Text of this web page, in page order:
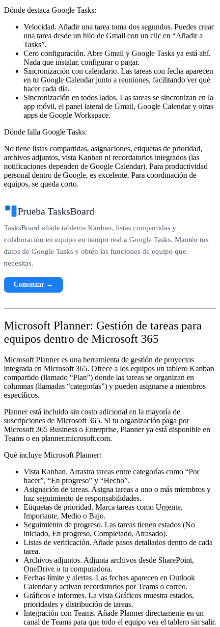
Dónde destaca Google Tasks:
Velocidad. Añadir una tarea toma dos segundos. Puedes crear
una tarea desde un hilo de Gmail con un clic en “Añadir a
Tasks”.
Cero configuración. Abre Gmail y Google Tasks ya está ahí.
Nada que instalar, configurar o pagar.
Sincronización con calendario. Las tareas con fecha aparecen
en tu Google Calendar junto a reuniones, facilitando ver qué
hacer cada día.
Sincronización en todos lados. Las tareas se sincronizan en la
app móvil, el panel lateral de Gmail, Google Calendar y otras
apps de Google Workspace.
Dónde falla Google Tasks:
No tiene listas compartidas, asignaciones, etiquetas de prioridad,
archivos adjuntos, vista Kanban ni recordatorios integrados (las
notificaciones dependen de Google Calendar). Para productividad
personal dentro de Google, es excelente. Para coordinación de
equipos, se queda corto.
Prueba TasksBoard
TasksBoard añade tableros Kanban, listas compartidas y
colaboración en equipo en tiempo real a Google Tasks. Mantén tus
datos de Google Tasks y obtén las funciones de equipo que
necesitas.
Comenzar →
Microsoft Planner: Gestión de tareas para
equipos dentro de Microsoft 365
Microsoft Planner es una herramienta de gestión de proyectos
integrada en Microsoft 365. Ofrece a los equipos un tablero Kanban
compartido (llamado “Plan”) donde las tareas se organizan en
columnas (llamadas “categorías”) y pueden asignarse a miembros
específicos.
Planner está incluido sin costo adicional en la mayoría de
suscripciones de Microsoft 365. Si tu organización paga por
Microsoft 365 Business o Enterprise, Planner ya está disponible en
Teams o en planner.microsoft.com.
Qué incluye Microsoft Planner:
Vista Kanban. Arrastra tareas entre categorías como “Por
hacer”, “En progreso” y “Hecho”.
Asignación de tareas. Asigna tareas a uno o más miembros y
haz seguimiento de responsabilidades.
Etiquetas de prioridad. Marca tareas como Urgente,
Importante, Medio o Bajo.
Seguimiento de progreso. Las tareas tienen estados (No
iniciado, En progreso, Completado, Atrasado).
Listas de verificación. Añade pasos detallados dentro de cada
tarea.
Archivos adjuntos. Adjunta archivos desde SharePoint,
OneDrive o tu computadora.
Fechas límite y alertas. Las fechas aparecen en Outlook
Calendar y activan recordatorios por Teams o correo.
Gráficos e informes. La vista Gráficos muestra estados,
prioridades y distribución de tareas.
Integración con Teams. Añade Planner directamente en un
canal de Teams para que todo el equipo vea el tablero sin salir.